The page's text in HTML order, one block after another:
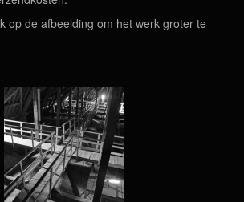
op de afbeelding om het werk groter te